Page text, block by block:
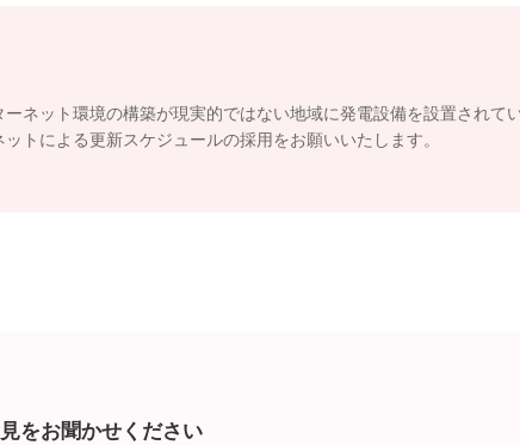
ネット環境の構築が現実的ではない地域に発電設備を設置されて
トによる更新スケジュールの採用をお願いいたします。
をお聞かせください